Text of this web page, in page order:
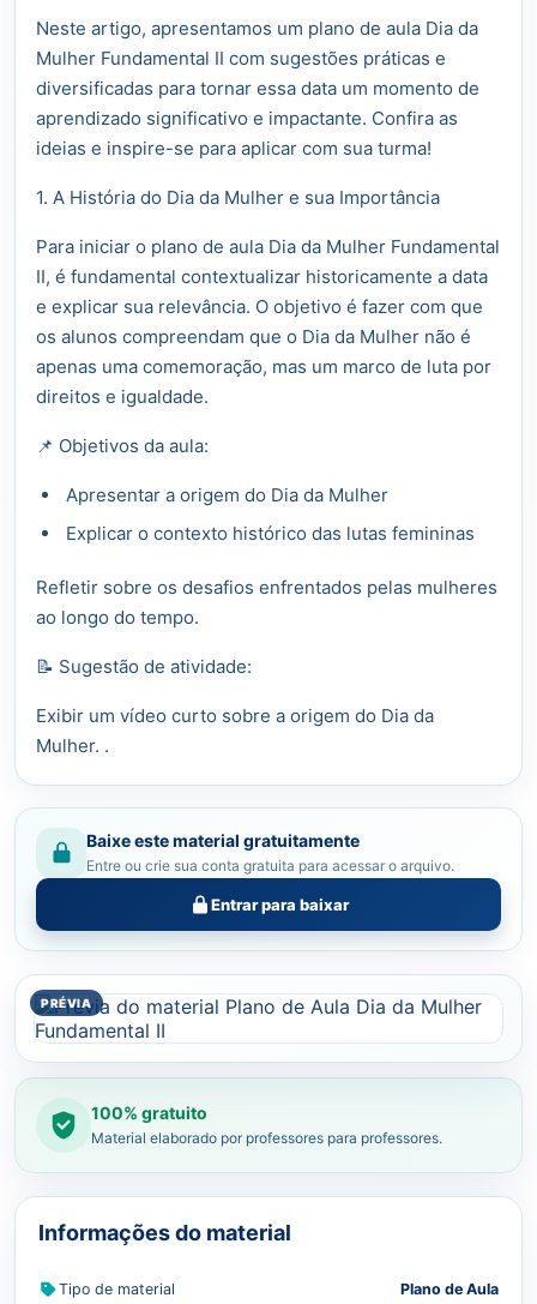
100% gratuito
Material elaborado por professores para professores.
Neste artigo, apresentamos um plano de aula Dia da
Mulher Fundamental II com sugestões práticas e
diversificadas para tornar essa data um momento de
aprendizado significativo e impactante. Confira as
ideias e inspire-se para aplicar com sua turma!
1. A História do Dia da Mulher e sua Importância
Para iniciar o plano de aula Dia da Mulher Fundamental
II, é fundamental contextualizar historicamente a data
e explicar sua relevância. O objetivo é fazer com que
os alunos compreendam que o Dia da Mulher não é
apenas uma comemoração, mas um marco de luta por
direitos e igualdade.
📌 Objetivos da aula:
Apresentar a origem do Dia da Mulher
Explicar o contexto histórico das lutas femininas
Refletir sobre os desafios enfrentados pelas mulheres
ao longo do tempo.
📝 Sugestão de atividade:
Exibir um vídeo curto sobre a origem do Dia da
Mulher. .
Baixe este material gratuitamente
Entre ou crie sua conta gratuita para acessar o arquivo.
Entrar para baixar
Informações do material
Tipo de material Plano de Aula